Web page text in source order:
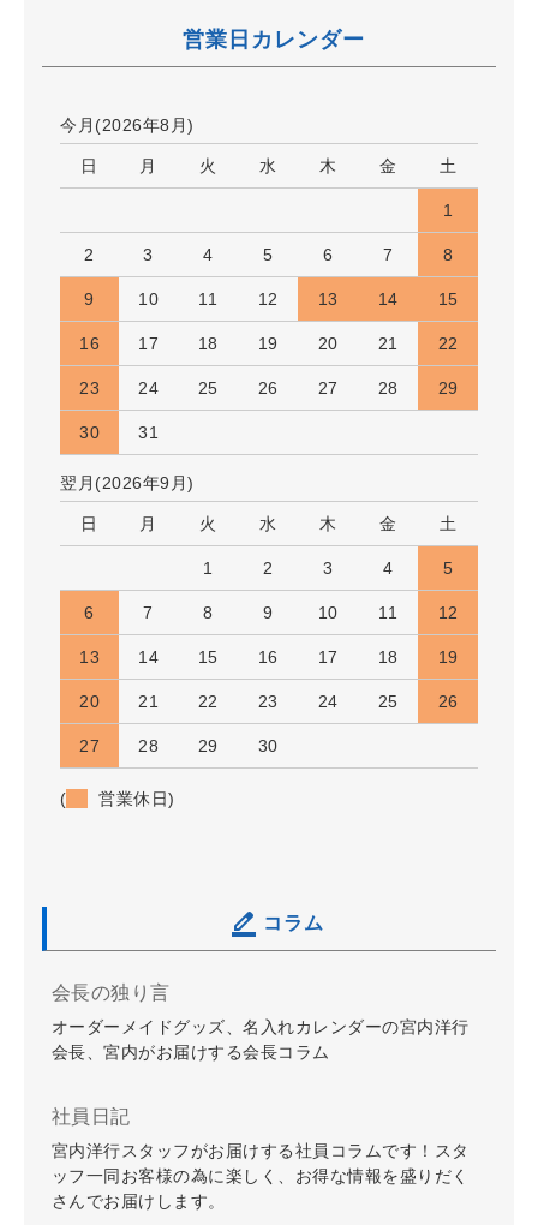
営業日カレンダー
今月(2026年8月)
日 月 火 水 木 金 土
1
2 3 4 5 6 7 8
9 10 11 12 13 14 15
16 17 18 19 20 21 22
23 24 25 26 27 28 29
30 31
翌月(2026年9月)
日 月 火 水 木 金 土
1 2 3 4 5
6 7 8 9 10 11 12
13 14 15 16 17 18 19
20 21 22 23 24 25 26
27 28 29 30
( 営業休日)
コラム
会長の独り言
オーダーメイドグッズ、名入れカレンダーの宮内洋行
会長、宮内がお届けする会長コラム
社員日記
宮内洋行スタッフがお届けする社員コラムです！スタ
ッフ一同お客様の為に楽しく、お得な情報を盛りだく
さんでお届けします。